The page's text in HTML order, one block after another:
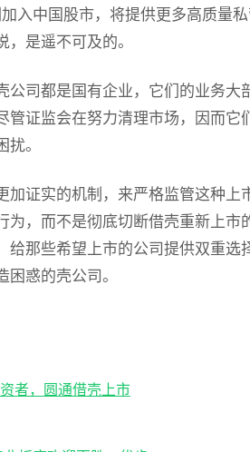
加入中国股市，将提供更多高质量
是遥不可及的。
公司都是国有企业，它们的业务大
管证监会在努力清理市场，因而它
。
加证实的机制，来严格监管这种上
为，而不是彻底切断借壳重新上市
给那些希望上市的公司提供双重选
惑的壳公司。
者，圆通借壳上市